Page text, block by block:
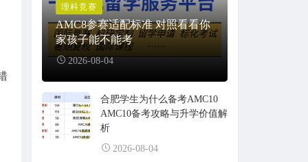
理科竞赛
AMC8参赛适配标准 对照看看你
家孩子能不能考
2026-08-04
合肥学生为什么备考AMC10
AMC10备考攻略与升学价值解
析
2026-08-04